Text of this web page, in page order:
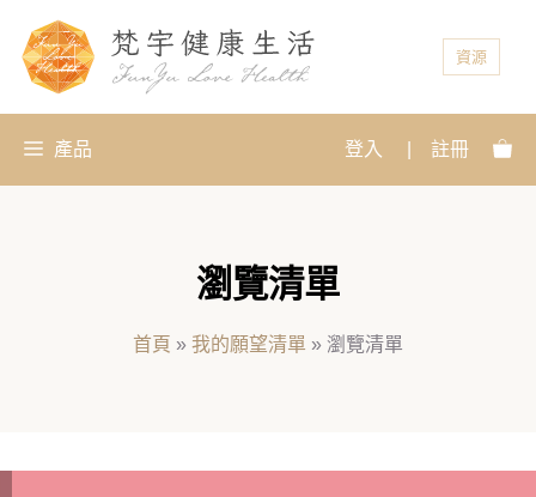
資源
產品 登入 註冊
瀏覽清單
首頁 » 我的願望清單 » 瀏覽清單